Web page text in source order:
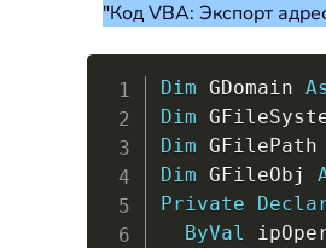
"Код VBA: Экспорт
Dim GDomain As
Dim
Dim GFilePath
Dim GFileObj
Private
ByVal